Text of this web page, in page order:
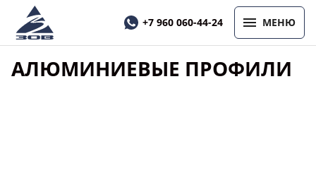
МЕНЮ
+7 960 060-44-24
АЛЮМИНИЕВЫЕ ПРОФИЛИ